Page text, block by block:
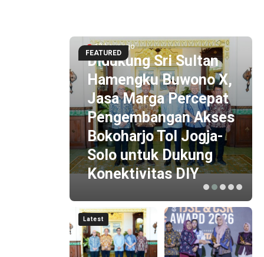
FEATURED
13 hour ago
Didukung Sri Sultan
Hamengku Buwono X,
Jasa Marga Percepat
Pengembangan Akses
Bokoharjo Tol Jogja-
Solo untuk Dukung
Konektivitas DIY
Latest